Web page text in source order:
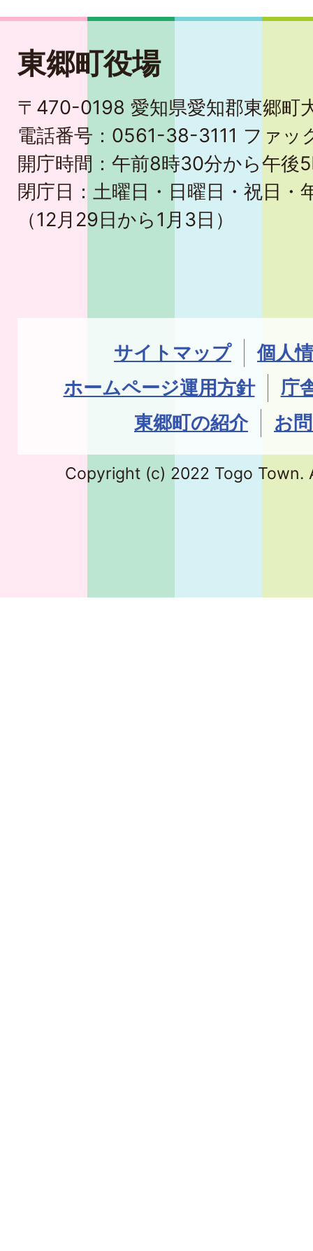
東郷町役場
〒470-0198 愛知県愛知郡東郷町
電話番号：0561-38-3111 ファ
開庁時間：午前8時30分から午後
閉庁日：土曜日・日曜日・祝日・
（12月29日から1月3日）
サイトマップ
個人
ホームページ運用方針
庁
東郷町の紹介
お
Copyright (c) 2022 Togo Town.